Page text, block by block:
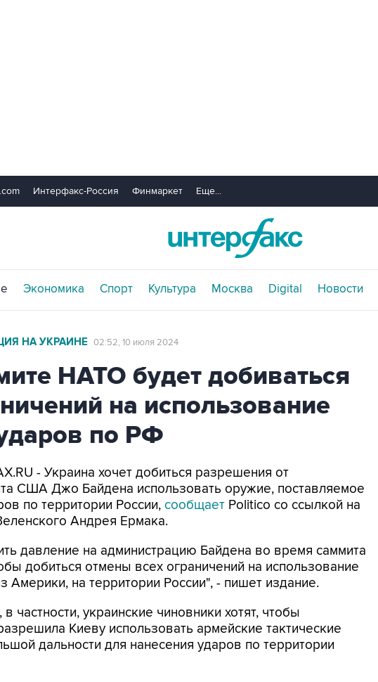
Интерфакс-Россия Финмаркет Еще...
Экономика Спорт Культура Москва Digital Новости
НА УКРАИНЕ 02:52, 10 июля 2024
НАТО будет добиваться
на использование
по РФ
- Украина хочет добиться разрешения от
США Джо Байдена использовать оружие, поставляемое
по территории России, сообщает Politico со ссылкой на
Андрея Ермака.
давление на администрацию Байдена во время саммита
добиться отмены всех ограничений на использование
Америки, на территории России", - пишет издание.
частности, украинские чиновники хотят, чтобы
Киеву использовать армейские тактические
дальности для нанесения ударов по территории